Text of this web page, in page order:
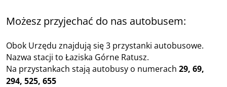
Możesz przyjechać do nas autobusem:
Obok Urzędu znajdują się 3 przystanki autobusowe.
Nazwa stacji to Łaziska Górne Ratusz.
Na przystankach stają autobusy o numerach 29, 69,
294, 525, 655